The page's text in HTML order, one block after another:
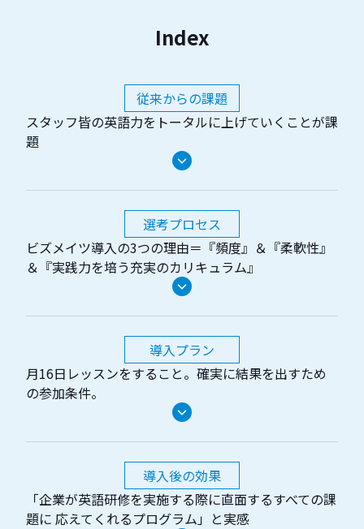
Index
従来からの課題
スタッフ皆の英語力をトータルに上げていくことが課
題
選考プロセス
ビズメイツ導入の3つの理由＝『頻度』＆『柔軟性』
＆『実践力を培う充実のカリキュラム』
導入プラン
月16日レッスンをすること。確実に結果を出すため
の参加条件。
導入後の効果
「企業が英語研修を実施する際に直面するすべての課
題に 応えてくれるプログラム」と実感